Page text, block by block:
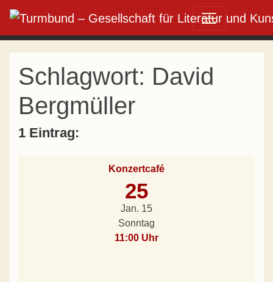
Hauptnavigation
Schlagwort: David
Bergmüller
1 Eintrag:
Konzertcafé
25
Jan. 15
Sonntag
11:00 Uhr